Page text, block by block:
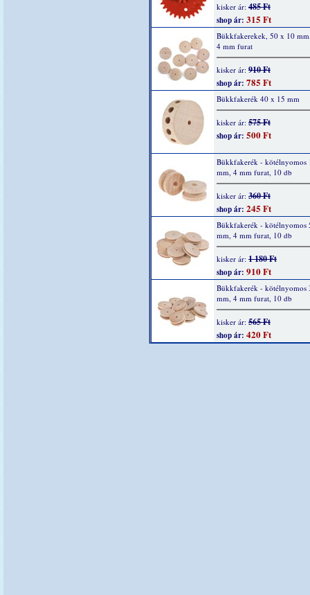
kisker ár: 485 Ft
shop ár: 315 Ft
Bükkfakerekek, 50 x 10
4 mm furat
kisker ár: 910 Ft
shop ár: 785 Ft
Bükkfakerék 40 x 15 mm
kisker ár: 575 Ft
shop ár: 500 Ft
Bükkfakerék - kötélnyomos
mm, 4 mm furat, 10 db
kisker ár: 360 Ft
shop ár: 245 Ft
Bükkfakerék - kötélnyomos
mm, 4 mm furat, 10 db
kisker ár: 1 180 Ft
shop ár: 910 Ft
Bükkfakerék - kötélnyomos
mm, 4 mm furat, 10 db
kisker ár: 565 Ft
shop ár: 420 Ft